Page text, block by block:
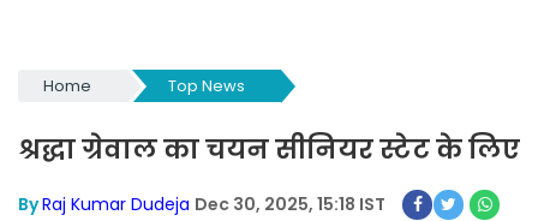
Home Top News
श्रद्धा ग्रेवाल का चयन सीनियर स्टेट के लिए
ByRaj Kumar Dudeja Dec 30, 2025, 15:18 IST